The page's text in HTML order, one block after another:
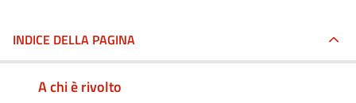
INDICE DELLA PAGINA
A chi è rivolto